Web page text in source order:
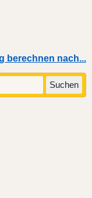
berechnen nach...